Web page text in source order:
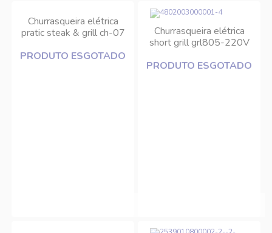
Churrasqueira elétrica
pratic steak & grill ch-07
PRODUTO ESGOTADO
Churrasqueira elétrica
short grill grl805-220V
PRODUTO ESGOTADO